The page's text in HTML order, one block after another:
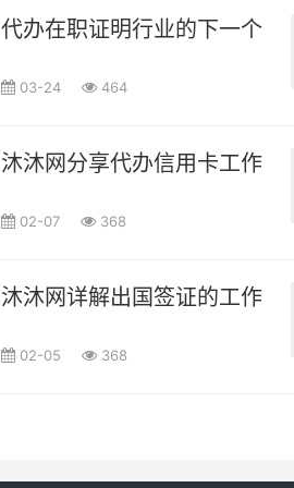
代办在职证明行业的下一个被
03-24 464
沐沐网分享代办信用卡工作证
02-07 368
沐沐网详解出国签证的工作证
02-05 368